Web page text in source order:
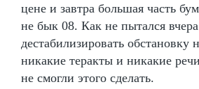
цене и завтра большая часть
не бык 08. Как не пытался
дестабилизировать обстановку
никакие теракты и никакие
не смогли этого сделать.